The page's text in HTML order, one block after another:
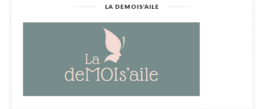
LA DEMOIS’AILE